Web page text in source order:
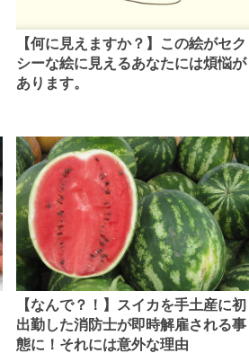
【何に見えますか？】この絵がセク
シーな絵に見えるあなたには煩悩が
あります。
【なんで？！】スイカを手土産に初
出勤した消防士が即時解雇される事
態に！それには意外な理由